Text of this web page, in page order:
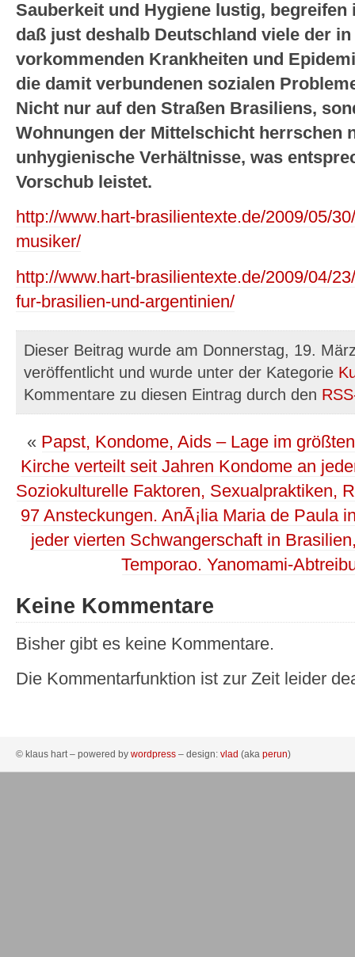
Sauberkeit und Hygiene lustig,
daß just deshalb Deutschland viele der
vorkommenden Krankheiten und
die damit verbundenen sozialen
Nicht nur auf den Straßen Brasiliens,
Wohnungen der Mittelschicht herrschen
unhygienische Verhältnisse, was
Vorschub leistet.
http://www.hart-brasilientexte.de/2009/05/
musiker/
http://www.hart-brasilientexte.de/2009/04/
fur-brasilien-und-argentinien/
Dieser Beitrag wurde am Donnerstag, 19.
veröffentlicht und wurde unter der Kategorie
Kommentare zu diesen Eintrag durch den
« Papst, Kondome, Aids – Lage im
Kirche verteilt seit Jahren Kondome an
Soziokulturelle Faktoren, Sexualpraktiken,
97 Ansteckungen. AnÃ¡lia Maria de Paula
jeder vierten Schwangerschaft in
Temporao. Yanomami-
Keine Kommentare
Bisher gibt es keine Kommentare.
Die Kommentarfunktion ist zur Zeit leider
© klaus hart – powered by wordpress – design: vlad (aka perun)